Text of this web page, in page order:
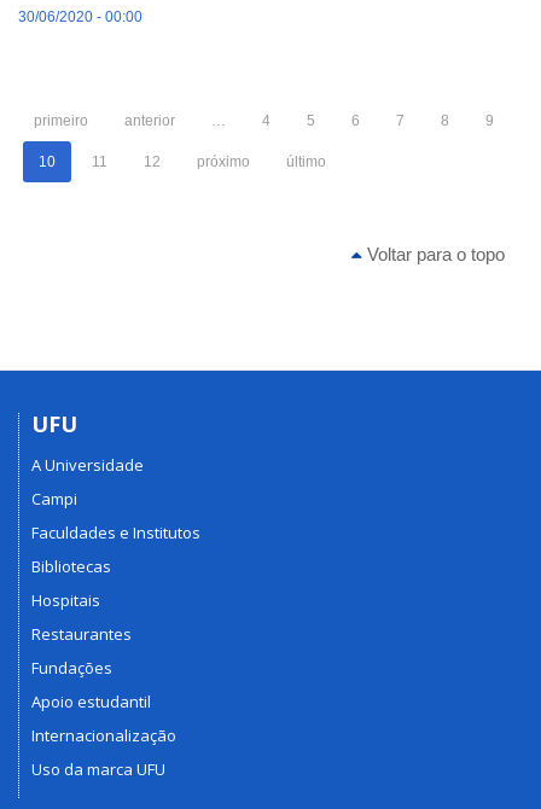
30/06/2020 - 00:00
primeiro anterior … 4 5 6 7 8 9
10 11 12 próximo último
Voltar para o topo
UFU
A Universidade
Campi
Faculdades e Institutos
Bibliotecas
Hospitais
Restaurantes
Fundações
Apoio estudantil
Internacionalização
Uso da marca UFU